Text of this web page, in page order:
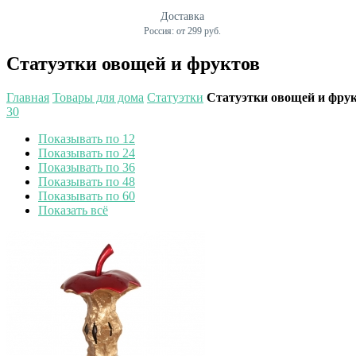
Доставка
Россия: от 299 руб.
Статуэтки овощей и фруктов
Главная Товары для дома Статуэтки Статуэтки овощей и
30
Показывать по 12
Показывать по 24
Показывать по 36
Показывать по 48
Показывать по 60
Показать всё